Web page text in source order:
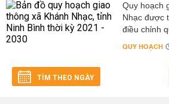
Quy hoạch
Nhạc được
điều chỉnh
QUY HOẠCH
TÌM THEO NGÀY